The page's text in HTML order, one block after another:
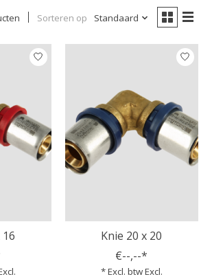
Sorteren op Standaard
Knie 20 x 20
€--,--*
* Excl. btw Excl.